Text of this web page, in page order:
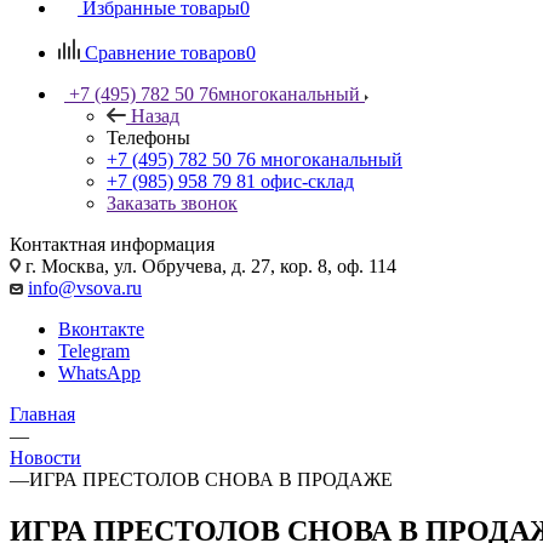
Избранные товары0
Сравнение товаров0
+7 (495) 782 50 76многоканальный
Назад
Телефоны
+7 (495) 782 50 76 многоканальный
+7 (985) 958 79 81 офис-склад
Заказать звонок
Контактная информация
г. Москва, ул. Обручева, д. 27, кор. 8, оф. 114
info@vsova.ru
Вконтакте
Telegram
WhatsApp
Главная
—
Новости
—ИГРА ПРЕСТОЛОВ СНОВА В ПРОДАЖЕ
ИГРА ПРЕСТОЛОВ СНОВА В